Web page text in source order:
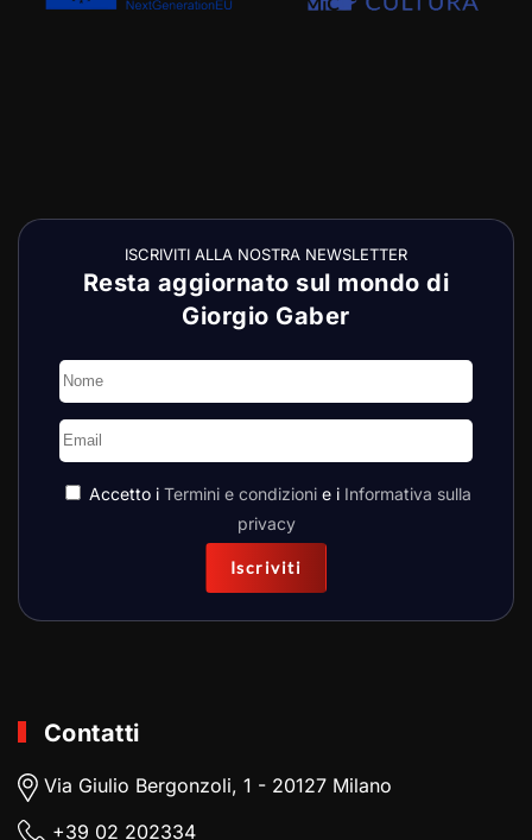
ISCRIVITI ALLA NOSTRA NEWSLETTER
Resta aggiornato sul mondo di
Giorgio Gaber
Accetto i Termini e condizioni e i Informativa sulla
privacy
Iscriviti
Contatti
Via Giulio Bergonzoli, 1 - 20127 Milano
+39 02 202334